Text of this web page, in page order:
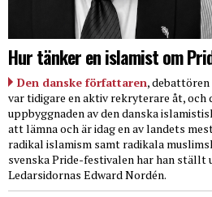
Hur tänker en islamist om
Den danske författaren,
var tidigare en aktiv rekryterare åt,
uppbyggnaden av den danska
att lämna och är idag en av landets
radikal islamism samt radikala
svenska Pride-festivalen har han ställt
Ledarsidornas Edward Nordén.